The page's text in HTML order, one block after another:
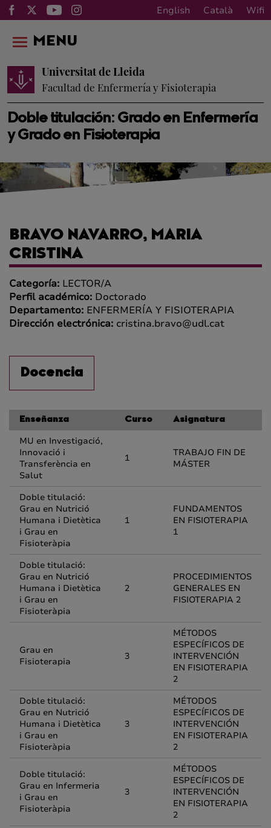
English Català Wifi
Doble titulación: Grado en Enfermería
y Grado en Fisioterapia
Universitat de Lleida
Facultad de Enfermería y Fisioterapia
MENU
BRAVO NAVARRO, MARIA
CRISTINA
Categoría: LECTOR/A
Perfil académico: Doctorado
Departamento: ENFERMERÍA Y FISIOTERAPIA
Dirección electrónica: cristina.bravo@udl.cat
Docencia
Enseñanza Curso Asignatura
MU en Investigació,
Innovació i
Transferència en
Salut
1
TRABAJO FIN DE
MÁSTER
Doble titulació:
Grau en Nutrició
Humana i Dietètica
i Grau en
Fisioteràpia
1
FUNDAMENTOS
EN FISIOTERAPIA
1
Doble titulació:
Grau en Nutrició
Humana i Dietètica
i Grau en
Fisioteràpia
2
PROCEDIMIENTOS
GENERALES EN
FISIOTERAPIA 2
Grau en
Fisioterapia
3
MÉTODOS
ESPECÍFICOS DE
INTERVENCIÓN
EN FISIOTERAPIA
2
Doble titulació:
Grau en Nutrició
Humana i Dietètica
i Grau en
Fisioteràpia
3
MÉTODOS
ESPECÍFICOS DE
INTERVENCIÓN
EN FISIOTERAPIA
2
Doble titulació:
Grau en Infermeria
i Grau en
Fisioteràpia
3
MÉTODOS
ESPECÍFICOS DE
INTERVENCIÓN
EN FISIOTERAPIA
2